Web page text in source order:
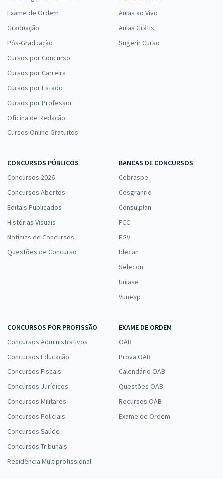
Exame de Ordem
Graduação
Pós-Graduação
Cursos por Concurso
Cursos por Carreira
Cursos por Estado
Cursos por Professor
Oficina de Redação
Cursos Online Gratuitos
Aulas ao Vivo
Aulas Grátis
Sugerir Curso
CONCURSOS PÚBLICOS
Concursos 2026
Concursos Abertos
Editais Publicados
Histórias Visuais
Notícias de Concursos
Questões de Concurso
BANCAS DE CONCURSOS
Cebraspe
Cesgranrio
Consulplan
FCC
FGV
Idecan
Selecon
Uniase
Vunesp
CONCURSOS POR PROFISSÃO
Concursos Administrativos
Concursos Educação
Concursos Fiscais
Concursos Jurídicos
Concursos Militares
Concursos Policiais
Concursos Saúde
Concursos Tribunais
Residência Multiprofissional
EXAME DE ORDEM
OAB
Prova OAB
Calendário OAB
Questões OAB
Recursos OAB
Exame de Ordem